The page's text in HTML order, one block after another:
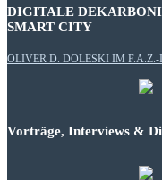
DIGITALE
SMART CITY
OLIVER D. DOLESKI IM F.A.Z.-
Vorträge, Interviews &